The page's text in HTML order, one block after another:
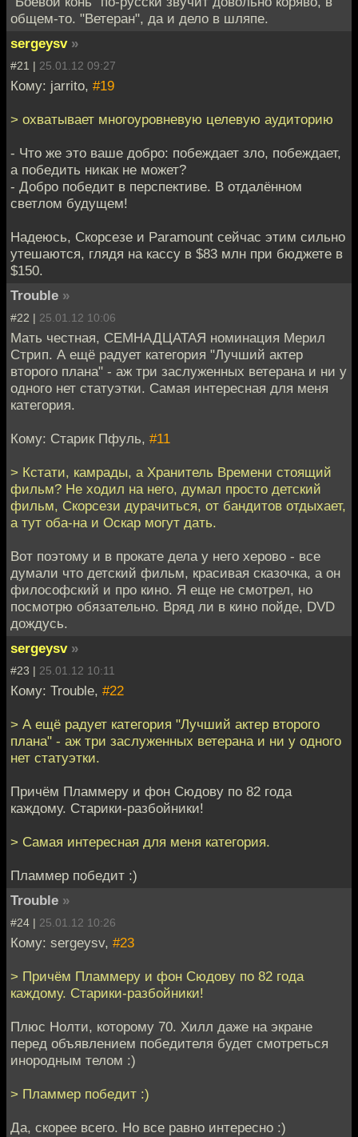
общем-то. "Ветеран", да и дело в шляпе.
sergeysv »
#21 | 25.01.12 09:27
Кому: jarrito, #19
> охватывает многоуровневую целевую аудиторию
- Что же это ваше добро: побеждает зло, побеждает,
а победить никак не может?
- Добро победит в перспективе. В отдалённом
светлом будущем!
Надеюсь, Скорсезе и Paramount сейчас этим сильно
утешаются, глядя на кассу в $83 млн при бюджете в
$150.
Trouble »
#22 | 25.01.12 10:06
Мать честная, СЕМНАДЦАТАЯ номинация Мерил
Стрип. А ещё радует категория "Лучший актер
второго плана" - аж три заслуженных ветерана и ни у
одного нет статуэтки. Самая интересная для меня
категория.
Кому: Старик Пфуль, #11
> Кстати, камрады, а Хранитель Времени стоящий
фильм? Не ходил на него, думал просто детский
фильм, Скорсези дурачиться, от бандитов отдыхает,
а тут оба-на и Оскар могут дать.
Вот поэтому и в прокате дела у него херово - все
думали что детский фильм, красивая сказочка, а он
философский и про кино. Я еще не смотрел, но
посмотрю обязательно. Вряд ли в кино пойде, DVD
дождусь.
sergeysv »
#23 | 25.01.12 10:11
Кому: Trouble, #22
> А ещё радует категория "Лучший актер второго
плана" - аж три заслуженных ветерана и ни у одного
нет статуэтки.
Причём Пламмеру и фон Сюдову по 82 года
каждому. Старики-разбойники!
> Самая интересная для меня категория.
Пламмер победит :)
Trouble »
#24 | 25.01.12 10:26
Кому: sergeysv, #23
> Причём Пламмеру и фон Сюдову по 82 года
каждому. Старики-разбойники!
Плюс Нолти, которому 70. Хилл даже на экране
перед объявлением победителя будет смотреться
инородным телом :)
> Пламмер победит :)
Да, скорее всего. Но все равно интересно :)